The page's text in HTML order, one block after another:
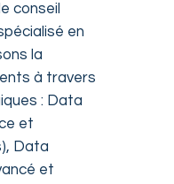
conseil
en
la
à travers
: Data
et
Data
et